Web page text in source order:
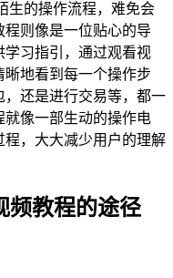
生的操作流程，难免会
则像是一位贴心的导
习指引，通过观看视
地看到每一个操作步
还是进行交易等，都一
就像一部生动的操作电
，大大减少用户的理解
频教程的途径